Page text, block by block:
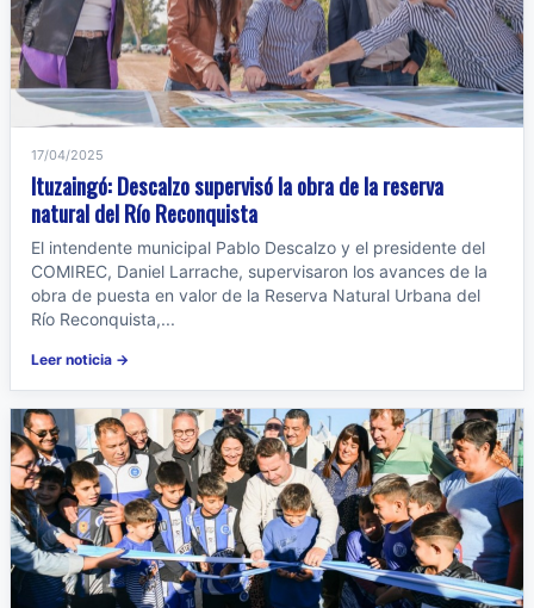
17/04/2025
Ituzaingó: Descalzo supervisó la obra de la reserva
natural del Río Reconquista
El intendente municipal Pablo Descalzo y el presidente del
COMIREC, Daniel Larrache, supervisaron los avances de la
obra de puesta en valor de la Reserva Natural Urbana del
Río Reconquista,...
Leer noticia →